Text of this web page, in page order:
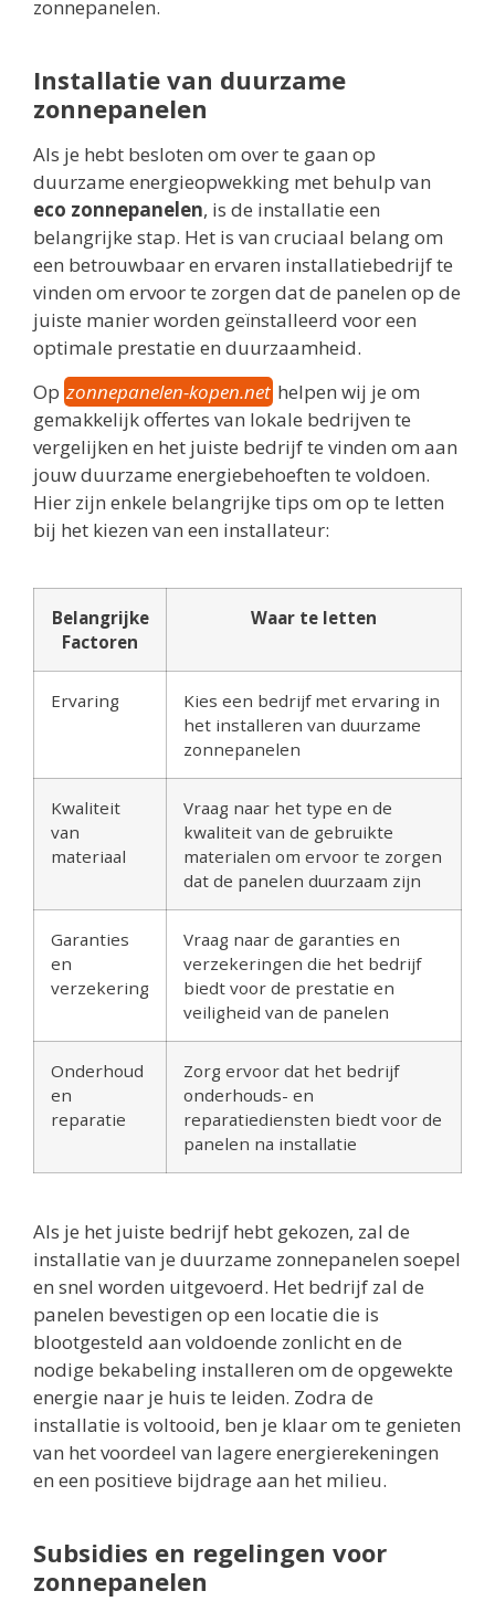
zonnepanelen.
Installatie van duurzame
zonnepanelen
Als je hebt besloten om over te gaan op
duurzame energieopwekking met behulp van
eco zonnepanelen, is de installatie een
belangrijke stap. Het is van cruciaal belang om
een betrouwbaar en ervaren installatiebedrijf te
vinden om ervoor te zorgen dat de panelen op de
juiste manier worden geïnstalleerd voor een
optimale prestatie en duurzaamheid.
Op zonnepanelen-kopen.net helpen wij je om
gemakkelijk offertes van lokale bedrijven te
vergelijken en het juiste bedrijf te vinden om aan
jouw duurzame energiebehoeften te voldoen.
Hier zijn enkele belangrijke tips om op te letten
bij het kiezen van een installateur:
Belangrijke
Factoren
Waar te letten
Ervaring
Kies een bedrijf met ervaring in
het installeren van duurzame
zonnepanelen
Kwaliteit
van
materiaal
Vraag naar het type en de
kwaliteit van de gebruikte
materialen om ervoor te zorgen
dat de panelen duurzaam zijn
Garanties
en
verzekering
Vraag naar de garanties en
verzekeringen die het bedrijf
biedt voor de prestatie en
veiligheid van de panelen
Onderhoud
en
reparatie
Zorg ervoor dat het bedrijf
onderhouds- en
reparatiediensten biedt voor de
panelen na installatie
Als je het juiste bedrijf hebt gekozen, zal de
installatie van je duurzame zonnepanelen soepel
en snel worden uitgevoerd. Het bedrijf zal de
panelen bevestigen op een locatie die is
blootgesteld aan voldoende zonlicht en de
nodige bekabeling installeren om de opgewekte
energie naar je huis te leiden. Zodra de
installatie is voltooid, ben je klaar om te genieten
van het voordeel van lagere energierekeningen
en een positieve bijdrage aan het milieu.
Subsidies en regelingen voor
zonnepanelen